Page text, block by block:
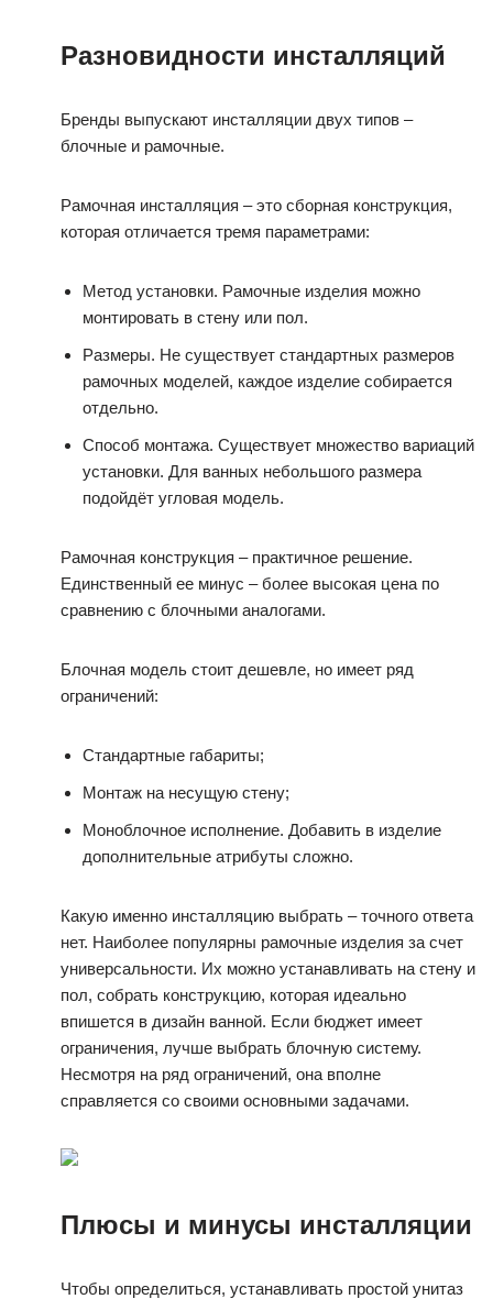
Разновидности инсталляций
Бренды выпускают инсталляции двух типов –
блочные и рамочные.
Рамочная инсталляция – это сборная конструкция,
которая отличается тремя параметрами:
Метод установки. Рамочные изделия можно
монтировать в стену или пол.
Размеры. Не существует стандартных размеров
рамочных моделей, каждое изделие собирается
отдельно.
Способ монтажа. Существует множество вариаций
установки. Для ванных небольшого размера
подойдёт угловая модель.
Рамочная конструкция – практичное решение.
Единственный ее минус – более высокая цена по
сравнению с блочными аналогами.
Блочная модель стоит дешевле, но имеет ряд
ограничений:
Стандартные габариты;
Монтаж на несущую стену;
Моноблочное исполнение. Добавить в изделие
дополнительные атрибуты сложно.
Какую именно инсталляцию выбрать – точного ответа
нет. Наиболее популярны рамочные изделия за счет
универсальности. Их можно устанавливать на стену и
пол, собрать конструкцию, которая идеально
впишется в дизайн ванной. Если бюджет имеет
ограничения, лучше выбрать блочную систему.
Несмотря на ряд ограничений, она вполне
справляется со своими основными задачами.
Плюсы и минусы инсталляции
Чтобы определиться, устанавливать простой унитаз